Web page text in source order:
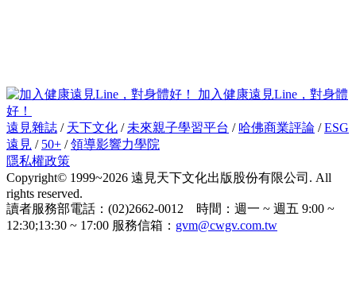
加入健康遠見Line，對身體
好！
遠見雜誌 / 天下文化 / 未來親子學習平台 / 哈佛商業評論 /ESG
遠見 / 50+ /領導影響力學院
隱私權政策
Copyright© 1999~2026 遠見天下文化出版股份有限公司. All
rights reserved.
讀者服務部電話：(02)2662-0012 時間：週一 ~ 週五 9:00 ~
12:30;13:30 ~ 17:00 服務信箱： gvm@cwgv.com.tw